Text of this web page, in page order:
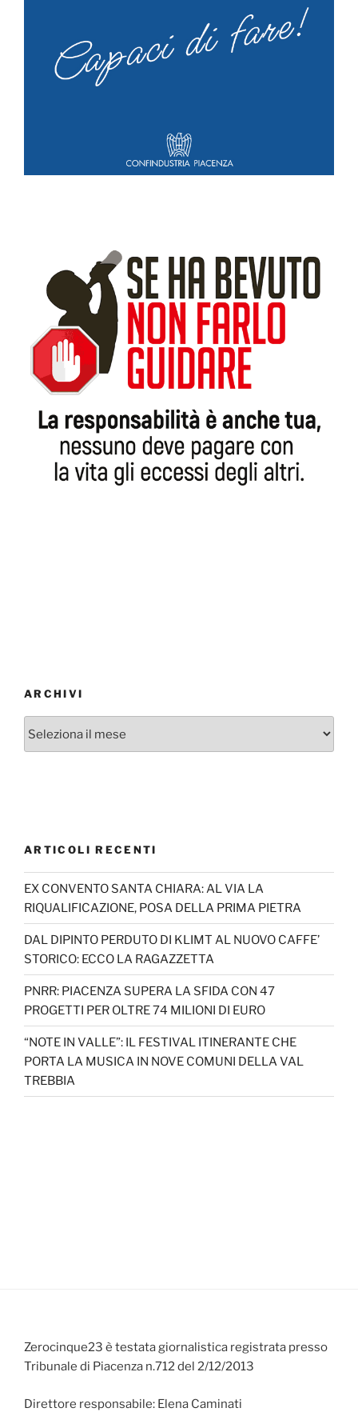
ARCHIVI
ARTICOLI RECENTI
EX CONVENTO SANTA CHIARA: AL VIA LA
RIQUALIFICAZIONE, POSA DELLA PRIMA PIETRA
DAL DIPINTO PERDUTO DI KLIMT AL NUOVO CAFFE’
STORICO: ECCO LA RAGAZZETTA
PNRR: PIACENZA SUPERA LA SFIDA CON 47
PROGETTI PER OLTRE 74 MILIONI DI EURO
“NOTE IN VALLE”: IL FESTIVAL ITINERANTE CHE
PORTA LA MUSICA IN NOVE COMUNI DELLA VAL
TREBBIA
Zerocinque23 è testata giornalistica registrata presso
Tribunale di Piacenza n.712 del 2/12/2013
Direttore responsabile: Elena Caminati